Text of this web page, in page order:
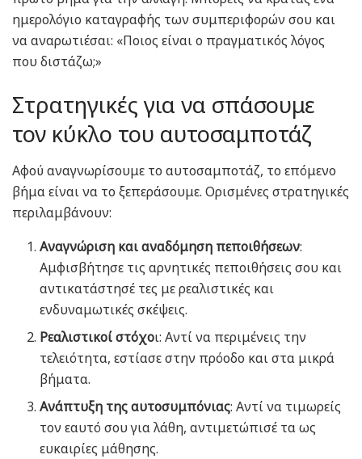
ημερολόγιο καταγραφής των συμπεριφορών σου και
να αναρωτιέσαι: «Ποιος είναι ο πραγματικός λόγος
που διστάζω;»
Στρατηγικές για να σπάσουμε
τον κύκλο του αυτοσαμποτάζ
Αφού αναγνωρίσουμε το αυτοσαμποτάζ, το επόμενο
βήμα είναι να το ξεπεράσουμε. Ορισμένες στρατηγικές
περιλαμβάνουν:
Αναγνώριση και αναδόμηση πεποιθήσεων:
Αμφισβήτησε τις αρνητικές πεποιθήσεις σου και
αντικατάστησέ τες με ρεαλιστικές και
ενδυναμωτικές σκέψεις.
Ρεαλιστικοί στόχοι: Αντί να περιμένεις την
τελειότητα, εστίασε στην πρόοδο και στα μικρά
βήματα.
Ανάπτυξη της αυτοσυμπόνιας: Αντί να τιμωρείς
τον εαυτό σου για λάθη, αντιμετώπισέ τα ως
ευκαιρίες μάθησης.